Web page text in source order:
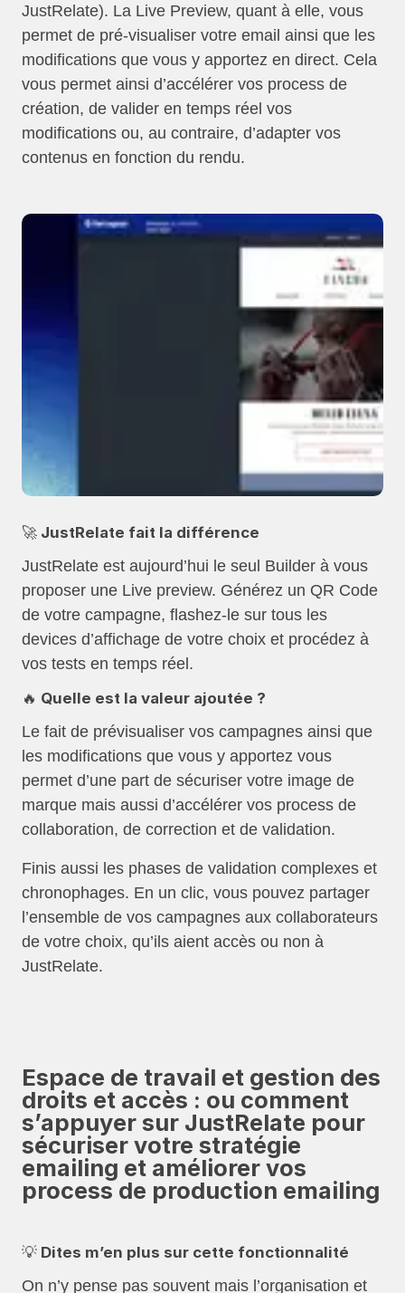
JustRelate). La Live Preview, quant à elle, vous
permet de pré-visualiser votre email ainsi que les
modifications que vous y apportez en direct. Cela
vous permet ainsi d’accélérer vos process de
création, de valider en temps réel vos
modifications ou, au contraire, d’adapter vos
contenus en fonction du rendu.
🚀 JustRelate fait la différence
JustRelate est aujourd’hui le seul Builder à vous
proposer une Live preview. Générez un QR Code
de votre campagne, flashez-le sur tous les
devices d’affichage de votre choix et procédez à
vos tests en temps réel.
🔥 Quelle est la valeur ajoutée ?
Le fait de prévisualiser vos campagnes ainsi que
les modifications que vous y apportez vous
permet d’une part de sécuriser votre image de
marque mais aussi d’accélérer vos process de
collaboration, de correction et de validation.
Finis aussi les phases de validation complexes et
chronophages. En un clic, vous pouvez partager
l’ensemble de vos campagnes aux collaborateurs
de votre choix, qu’ils aient accès ou non à
JustRelate.
Espace de travail et gestion des
droits et accès : ou comment
s’appuyer sur JustRelate pour
sécuriser votre stratégie
emailing et améliorer vos
process de production emailing
💡 Dites m’en plus sur cette fonctionnalité
On n’y pense pas souvent mais l’organisation et